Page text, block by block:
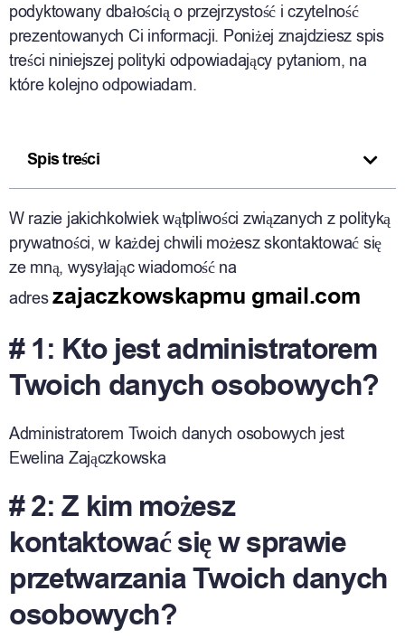
podyktowany dbałością o przejrzystość i czytelność
prezentowanych Ci informacji. Poniżej znajdziesz spis
treści niniejszej polityki odpowiadający pytaniom, na
które kolejno odpowiadam.
Spis treści
W razie jakichkolwiek wątpliwości związanych z polityką
prywatności, w każdej chwili możesz skontaktować się
ze mną, wysyłając wiadomość na
adreszajaczkowskapmu gmail.com
# 1: Kto jest administratorem
Twoich danych osobowych?
Administratorem Twoich danych osobowych jest
Ewelina Zajączkowska
# 2: Z kim możesz
kontaktować się w sprawie
przetwarzania Twoich danych
osobowych?